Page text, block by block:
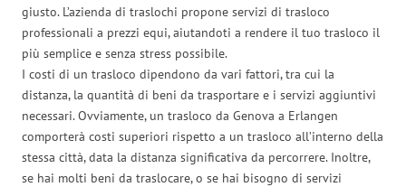
giusto. L’azienda di traslochi propone servizi di trasloco
professionali a prezzi equi, aiutandoti a rendere il tuo trasloco il
più semplice e senza stress possibile.
I costi di un trasloco dipendono da vari fattori, tra cui la
distanza, la quantità di beni da trasportare e i servizi aggiuntivi
necessari. Ovviamente, un trasloco da Genova a Erlangen
comporterà costi superiori rispetto a un trasloco all’interno della
stessa città, data la distanza significativa da percorrere. Inoltre,
se hai molti beni da traslocare, o se hai bisogno di servizi